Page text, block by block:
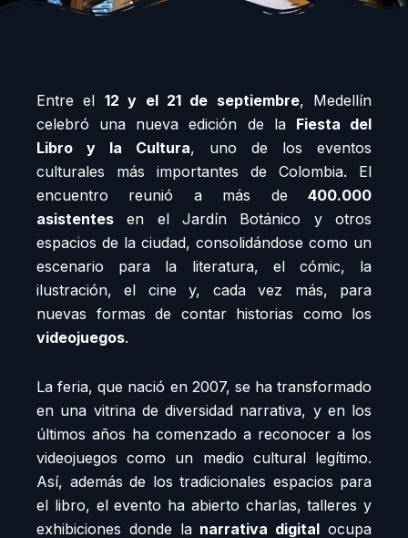
Entre el 12 y el 21 de septiembre, Medellín
celebró una nueva edición de la Fiesta del
Libro y la Cultura, uno de los eventos
culturales más importantes de Colombia. El
encuentro reunió a más de 400.000
asistentes en el Jardín Botánico y otros
espacios de la ciudad, consolidándose como un
escenario para la literatura, el cómic, la
ilustración, el cine y, cada vez más, para
nuevas formas de contar historias como los
videojuegos.
La feria, que nació en 2007, se ha transformado
en una vitrina de diversidad narrativa, y en los
últimos años ha comenzado a reconocer a los
videojuegos como un medio cultural legítimo.
Así, además de los tradicionales espacios para
el libro, el evento ha abierto charlas, talleres y
exhibiciones donde la narrativa digital ocupa